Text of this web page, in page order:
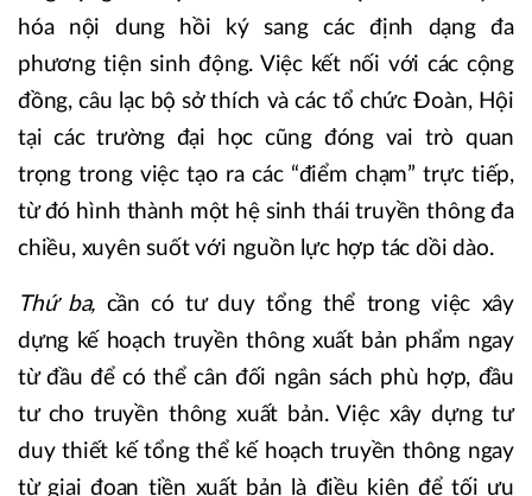
hóa nội dung hồi ký sang các định dạng đa
phương tiện sinh động. Việc kết nối với các cộng
đồng, câu lạc bộ sở thích và các tổ chức Đoàn, Hội
tại các trường đại học cũng đóng vai trò quan
trọng trong việc tạo ra các “điểm chạm” trực tiếp,
từ đó hình thành một hệ sinh thái truyền thông đa
chiều, xuyên suốt với nguồn lực hợp tác dồi dào.
Thứ ba, cần có tư duy tổng thể trong việc xây
dựng kế hoạch truyền thông xuất bản phẩm ngay
từ đầu để có thể cân đối ngân sách phù hợp, đầu
tư cho truyền thông xuất bản. Việc xây dựng tư
duy thiết kế tổng thể kế hoạch truyền thông ngay
từ giai đoạn tiền xuất bản là điều kiện để tối ưu